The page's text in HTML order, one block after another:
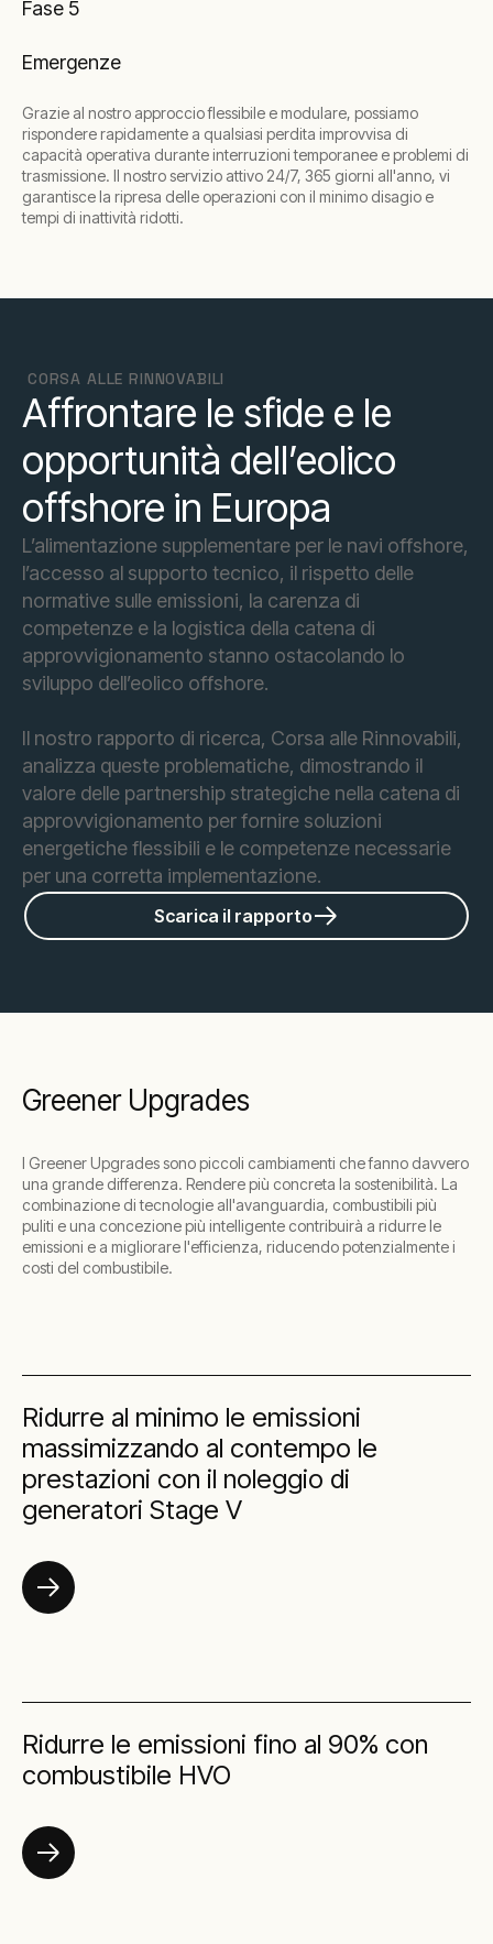
Fase 5
Emergenze
Grazie al nostro approccio flessibile e modulare, possiamo
rispondere rapidamente a qualsiasi perdita improvvisa di
capacità operativa durante interruzioni temporanee e problemi di
trasmissione. Il nostro servizio attivo 24/7, 365 giorni all'anno, vi
garantisce la ripresa delle operazioni con il minimo disagio e
tempi di inattività ridotti.
CORSA ALLE RINNOVABILI
Affrontare le sfide e le
opportunità dell’eolico
offshore in Europa
L’alimentazione supplementare per le navi offshore,
l’accesso al supporto tecnico, il rispetto delle
normative sulle emissioni, la carenza di
competenze e la logistica della catena di
approvvigionamento stanno ostacolando lo
sviluppo dell’eolico offshore.
Il nostro rapporto di ricerca, Corsa alle Rinnovabili,
analizza queste problematiche, dimostrando il
valore delle partnership strategiche nella catena di
approvvigionamento per fornire soluzioni
energetiche flessibili e le competenze necessarie
per una corretta implementazione.
Scarica il rapporto
Greener Upgrades
I Greener Upgrades sono piccoli cambiamenti che fanno davvero
una grande differenza. Rendere più concreta la sostenibilità. La
combinazione di tecnologie all'avanguardia, combustibili più
puliti e una concezione più intelligente contribuirà a ridurre le
emissioni e a migliorare l'efficienza, riducendo potenzialmente i
costi del combustibile.
Ridurre al minimo le emissioni
massimizzando al contempo le
prestazioni con il noleggio di
generatori Stage V
Ridurre le emissioni fino al 90% con
combustibile HVO